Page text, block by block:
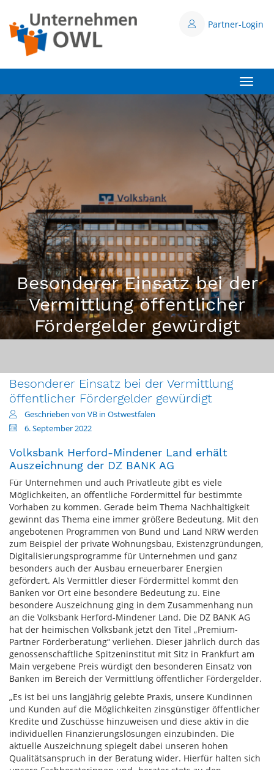
Partner-Login
Besonderer Einsatz bei der
Vermittlung öffentlicher
Fördergelder gewürdigt
Besonderer Einsatz bei der Vermittlung
öffentlicher Fördergelder gewürdigt
Geschrieben von VB in Ostwestfalen
6. September 2022
Volksbank Herford-Mindener Land erhält
Auszeichnung der DZ BANK AG
Für Unternehmen und auch Privatleute gibt es viele
Möglichkeiten, an öffentliche Fördermittel für bestimmte
Vorhaben zu kommen. Gerade beim Thema Nachhaltigkeit
gewinnt das Thema eine immer größere Bedeutung. Mit den
angebotenen Programmen von Bund und Land NRW werden
zum Beispiel der private Wohnungsbau, Existenzgründungen,
Digitalisierungsprogramme für Unternehmen und ganz
besonders auch der Ausbau erneuerbarer Energien
gefördert. Als Vermittler dieser Fördermittel kommt den
Banken vor Ort eine besondere Bedeutung zu. Eine
besondere Auszeichnung ging in dem Zusammenhang nun
an die Volksbank Herford-Mindener Land. Die DZ BANK AG
hat der heimischen Volksbank jetzt den Titel „Premium-
Partner Förderberatung“ verliehen. Dieser jährlich durch das
genossenschaftliche Spitzeninstitut mit Sitz in Frankfurt am
Main vergebene Preis würdigt den besonderen Einsatz von
Banken im Bereich der Vermittlung öffentlicher Fördergelder.
„Es ist bei uns langjährig gelebte Praxis, unsere Kundinnen
und Kunden auf die Möglichkeiten zinsgünstiger öffentlicher
Kredite und Zuschüsse hinzuweisen und diese aktiv in die
individuellen Finanzierungslösungen einzubinden. Die
aktuelle Auszeichnung spiegelt dabei unseren hohen
Qualitätsanspruch in der Beratung wider. Hierfür halten sich